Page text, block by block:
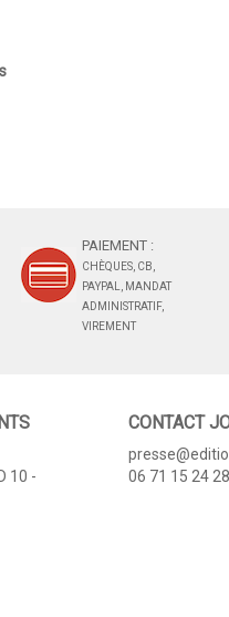
PAIEMENT :
CHÈQUES, CB,
PAYPAL, MANDAT
ADMINISTRATIF,
VIREMENT
10 -
CONTACT
06 71 15 24 28